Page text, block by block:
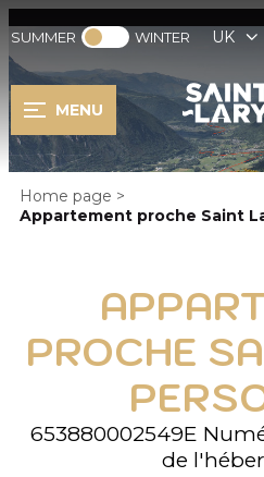
SUMMER WINTER UK
MENU
Home page >
Appartement proche Saint
PROCHE
653880002549E
de